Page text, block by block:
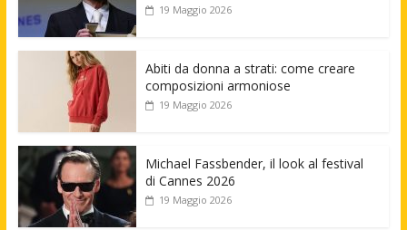
19 Maggio 2026
Abiti da donna a strati: come creare
composizioni armoniose
19 Maggio 2026
Michael Fassbender, il look al festival
di Cannes 2026
19 Maggio 2026